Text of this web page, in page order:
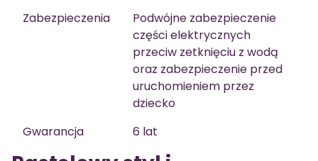
Zabezpieczenia
Podwójne zabezpieczenie
części elektrycznych
przeciw zetknięciu z wodą
oraz zabezpieczenie przed
uruchomieniem przez
dziecko
Gwarancja
6 lat